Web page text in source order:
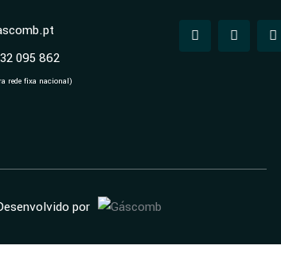
095 862
rede fixa nacional)
por